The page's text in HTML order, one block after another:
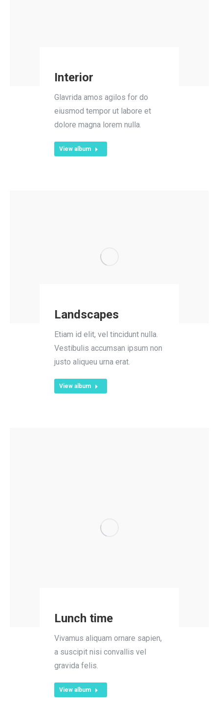
Interior
Glavrida amos agilos for do
eiusmod tempor ut labore et
dolore magna lorem nulla.
View album
Landscapes
Etiam id elit, vel tincidunt nulla.
Vestibulis accumsan ipsum non
justo aliqueu urna erat.
View album
Lunch time
Vivamus aliquam ornare sapien,
a suscipit nisi convallis vel
gravida felis.
View album